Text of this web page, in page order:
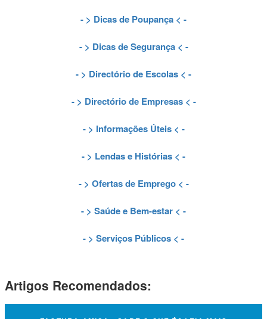
- > Dicas de Poupança < -
- > Dicas de Segurança< -
- > Directório de Escolas < -
- > Directório de Empresas< -
- > Informações Úteis< -
- > Lendas e Histórias < -
- > Ofertas de Emprego< -
- > Saúde e Bem-estar < -
- > Serviços Públicos < -
Artigos Recomendados: